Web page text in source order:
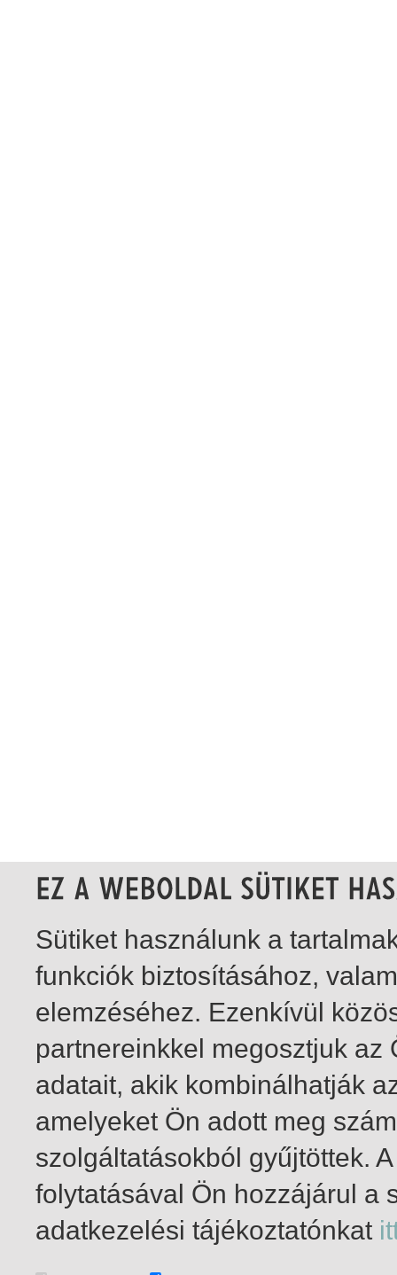
1-1 / összesen 1 találat
Sütiket használunk a
funkciók biztosításához,
elemzéséhez. Ezenkívül
partnereinkkel megosztjuk
adatait, akik kombinálhatják
amelyeket Ön adott meg
szolgáltatásokból gyűjtöttek.
folytatásával Ön hozzájárul a
adatkezelési tájékoztatónkat